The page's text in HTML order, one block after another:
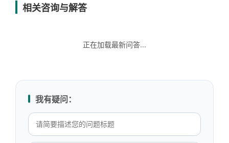
相关咨询与解答
正在加载最新问答...
我有疑问：